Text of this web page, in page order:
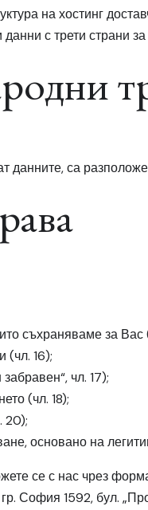
на хостинг
с трети страни
данните, са
съхраняваме за Вас
(чл. 16);
чл. 17);
(чл. 18);
20);
основано на
се с нас чрез
София 1592, бул.